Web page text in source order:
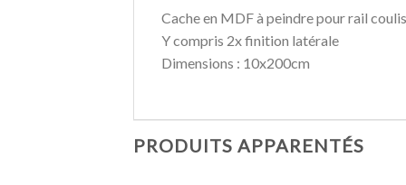
Cache en MDF à peindre pour rail
Y compris 2x finition latérale
Dimensions : 10x200cm
PRODUITS APPARENTÉS